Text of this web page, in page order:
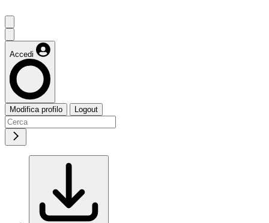
Accedi
Modifica profilo Logout